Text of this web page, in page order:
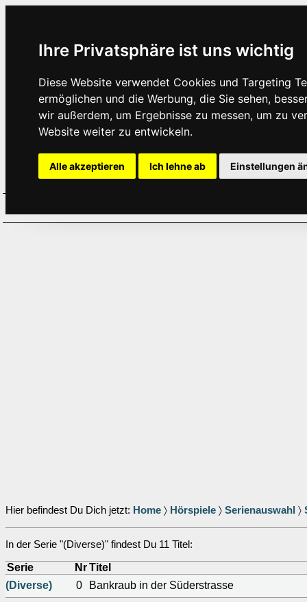
Ihre Privatsphäre ist uns wichtig
Diese Website verwendet Cookies und Targeting
ermöglichen und die Werbung, die Sie sehen,
wir außerdem, um Ergebnisse zu messen, um zu
Website weiter zu entwickeln.
Alle akzeptieren Ich lehne ab Einstellungen
Hier befindest Du Dich jetzt: Home 〉 Hörspiele 〉 Serienauswahl 〉
In der Serie "(Diverse)" findest Du 11 Titel:
Serie Nr Titel
(Diverse)
0
Bankraub in der Süderstrasse